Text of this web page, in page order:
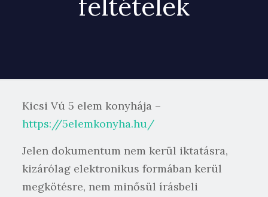
feltételek
Kicsi Vú 5 elem konyhája –
https://5elemkonyha.hu/
Jelen dokumentum nem kerül iktatásra,
kizárólag elektronikus formában kerül
megkötésre, nem minősül írásbeli